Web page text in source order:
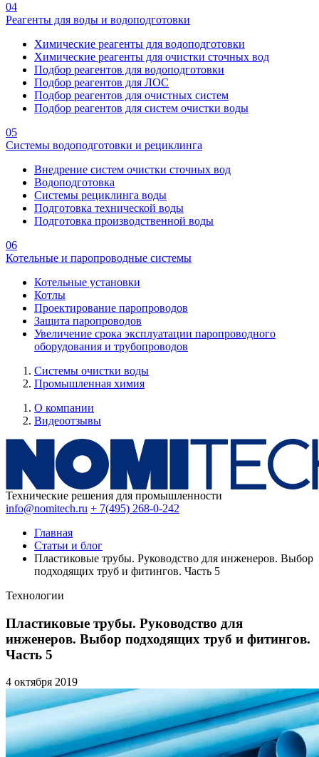
04
Реагенты для воды и водоподготовки
Химические реагенты для водоподготовки
Химические реагенты для очистки сточных вод
Подбор реагентов для водоподготовки
Подбор реагентов для ЛОС
Подбор реагентов для очистных систем
Подбор реагентов для систем очистки воды
05
Системы водоподготовки и рециклинга
Внедрение систем очистки сточных вод
Водоподготовка
Системы рециклинга воды
Подготовка технической воды
Подготовка производственной воды
06
Котельные и паропроводные системы
Котельные установки
Котлы
Проектирование паропроводов
Защита паропроводов
Увеличение срока эксплуатации паропроводного
оборудования и трубопроводов
Системы очистки воды
Промышленная химия
О компании
Видеоотзывы
Технические решения для промышленности
info@nomitech.ru + 7(495) 268-0-242
Главная
Статьи и блог
Пластиковые трубы. Руководство для инженеров. Выбор
подходящих труб и фитингов. Часть 5
Технологии
Пластиковые трубы. Руководство для
инженеров. Выбор подходящих труб и фитингов.
Часть 5
4 октября 2019